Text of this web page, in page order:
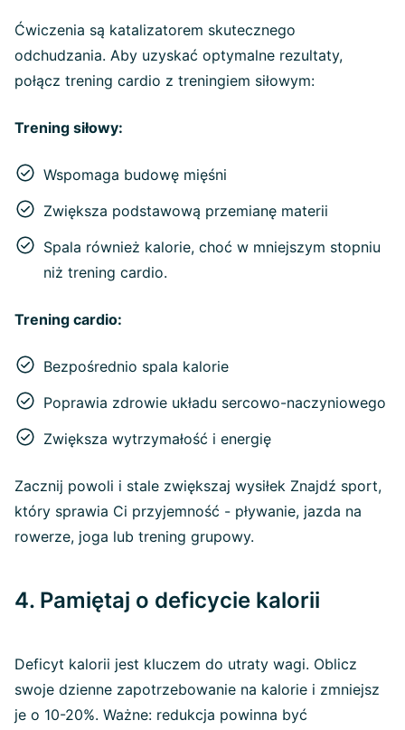
Ćwiczenia są katalizatorem skutecznego
odchudzania. Aby uzyskać optymalne rezultaty,
połącz trening cardio z treningiem siłowym:
Trening siłowy:
Wspomaga budowę mięśni
Zwiększa podstawową przemianę materii
Spala również kalorie, choć w mniejszym stopniu
niż trening cardio.
Trening cardio:
Bezpośrednio spala kalorie
Poprawia zdrowie układu sercowo-naczyniowego
Zwiększa wytrzymałość i energię
Zacznij powoli i stale zwiększaj wysiłek Znajdź sport,
który sprawia Ci przyjemność - pływanie, jazda na
rowerze, joga lub trening grupowy.
4. Pamiętaj o deficycie kalorii
Deficyt kalorii jest kluczem do utraty wagi. Oblicz
swoje dzienne zapotrzebowanie na kalorie i zmniejsz
je o 10-20%. Ważne: redukcja powinna być